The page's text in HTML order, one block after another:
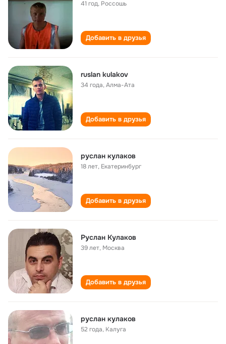
41 год, Россошь
Добавить в друзья
ruslan kulakov
34 года,Алма-Ата
Добавить в друзья
руслан кулаков
18 лет, Екатеринбург
Добавить в друзья
Руслан Кулаков
39 лет, Москва
Добавить в друзья
руслан кулаков
52 года, Калуга